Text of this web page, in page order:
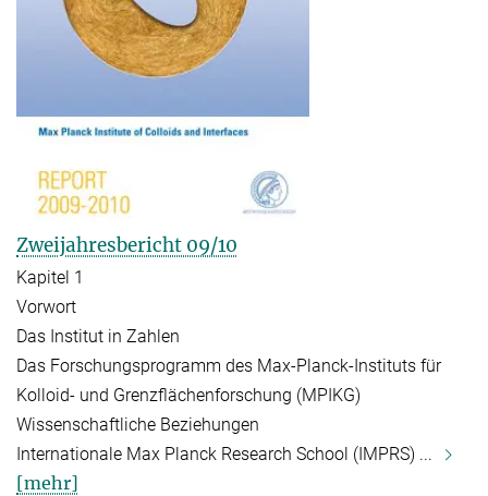
Zweijahresbericht 09/10
Kapitel 1
Vorwort
Das Institut in Zahlen
Das Forschungsprogramm des Max-Planck-Instituts für
Kolloid- und Grenzflächenforschung (MPIKG)
Wissenschaftliche Beziehungen
Internationale Max Planck Research School (IMPRS) ...
[mehr]